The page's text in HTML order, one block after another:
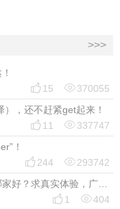
>>>
 15 370055
，还不赶紧get起来！
 11 337747
！
 244 293742
想给职场充电，郑州的成人英语培训机构哪家好？求真实体验，广告勿扰，感谢！
 1 404